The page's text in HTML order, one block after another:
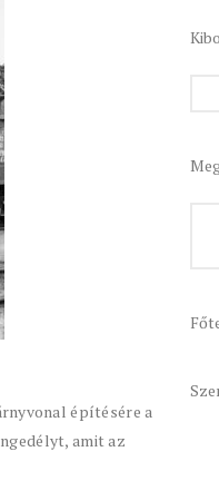
építésére a
amit az